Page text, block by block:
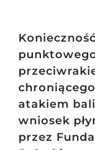
atakiem
wniosek
przez